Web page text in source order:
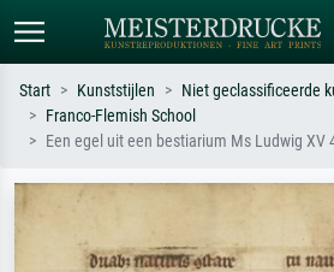
Standaard zoeken
Monet, Sterrennacht, impressionisme,
weide,
Start Kunststijlen
Niet geclassificeerde
Franco-Flemish School
Een egel uit een bestiarium Ms Ludwig XV